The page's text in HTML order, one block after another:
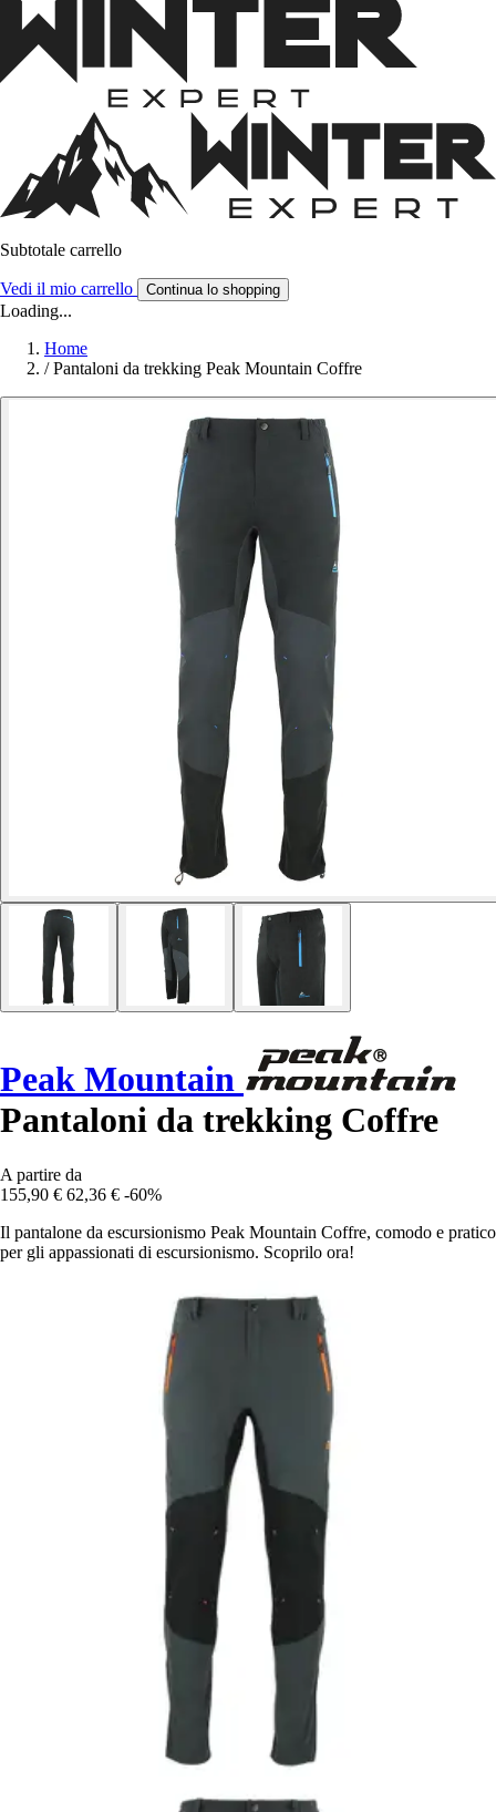
Subtotale carrello
Vedi il mio carrello Continua lo shopping
Loading...
Home
/ Pantaloni da trekking Peak Mountain Coffre
Peak Mountain
Pantaloni da trekking Coffre
A partire da
155,90 € 62,36 € -60%
Il pantalone da escursionismo Peak Mountain Coffre, comodo e pratico
per gli appassionati di escursionismo. Scoprilo ora!